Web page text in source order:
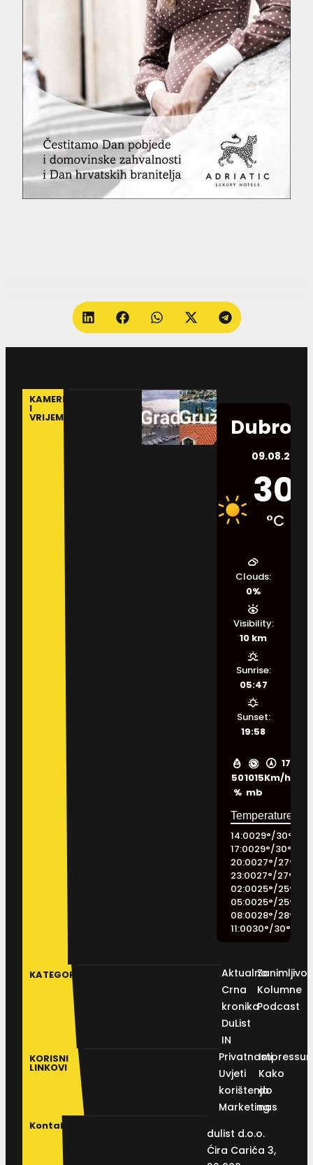
KAMERE
I
VRIJEME
09.08.2026.
30
°C
50
%
1015
mb
17
Km/h
Clouds:
0%
Visibility:
10 km
Sunrise:
05:47
Sunset:
19:58
14:0029°/30°
17:0029°/30°
20:0027°/27°
23:0027°/27°
02:0025°/25°
05:0025°/25°
08:0028°/28°
11:0030°/30°
KATEGORIJE
Aktualno
Crna
kronika
DuList
IN
Kolumne
Podcast
KORISNI
LINKOVI
Privatnosti
Uvjeti
korištenja
Marketing
Kako
do
nas
Kontakt
dulist d.o.o.
Ćira Carića 3,